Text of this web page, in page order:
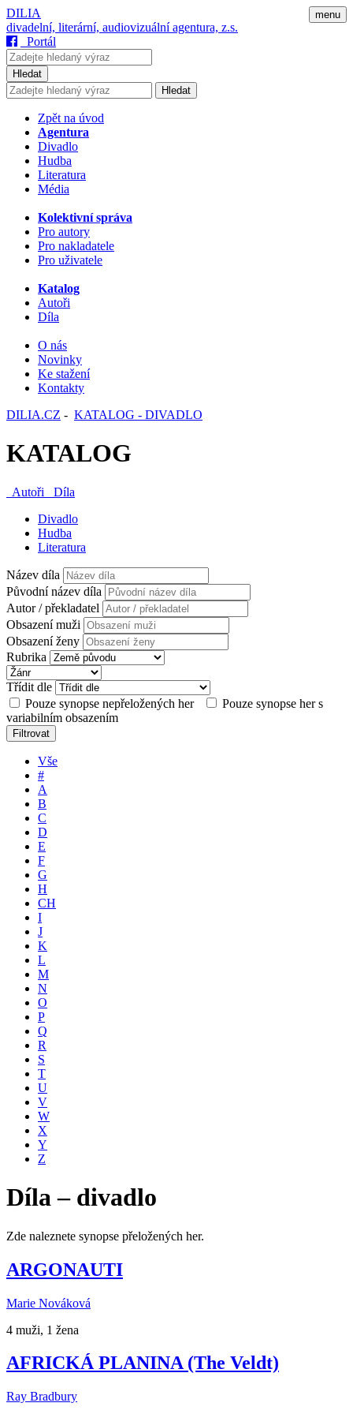
menu
DILIA
divadelní, literární, audiovizuální agentura, z.s.
Portál
Hledat
Hledat
Zpět na úvod
Agentura
Divadlo
Hudba
Literatura
Média
Kolektivní správa
Pro autory
Pro nakladatele
Pro uživatele
Katalog
Autoři
Díla
O nás
Novinky
Ke stažení
Kontakty
DILIA.CZ - KATALOG - DIVADLO
KATALOG
Autoři
Díla
Divadlo
Hudba
Literatura
Název díla
Původní název díla
Autor / překladatel
Obsazení muži
Obsazení ženy
Rubrika
Třídit dle
Pouze synopse nepřeložených her
Pouze synopse her s
variabilním obsazením
Filtrovat
Vše
#
A
B
C
D
E
F
G
H
CH
I
J
K
L
M
N
O
P
Q
R
S
T
U
V
W
X
Y
Z
Díla – divadlo
Zde naleznete synopse přeložených her.
ARGONAUTI
Marie Nováková
4 muži, 1 žena
AFRICKÁ PLANINA (The Veldt)
Ray Bradbury